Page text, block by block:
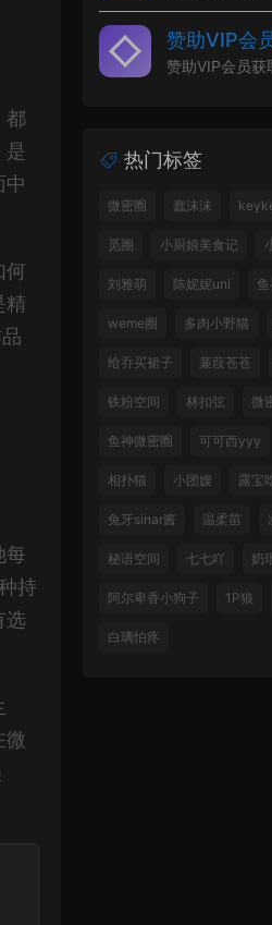
都
是
中
何
精
每
持
选
微
赞助VIP会
赞助VIP会员获
热门标签
微密圈 蠢沫沫
觅圈 小厨娘美食记
刘雅萌 陈妮妮uni
weme圈 多肉小野猫
给乔买裙子 蒹葭苍苍
铁粉空间 林扣弦 微
鱼神微密圈 可可西yyy
相扑猫 小团嫂 露宝
兔牙sinar酱 温柔苗
秘语空间 七七吖 奶
阿尔卑香小狗子 1P狼
白璃怕疼